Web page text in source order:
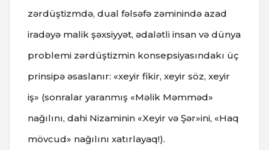
zərdüştizmdə, dual fəlsəfə zəminində azad
iradəyə malik şəxsiyyət, ədalətli insan və dünya
problemi zərdüştizmin konsepsiyasındakı üç
prinsipə əsaslanır: «xeyir fikir, xeyir söz, xeyir
iş» (sonralar yaranmış «Məlik Məmməd»
nağılını, dahi Nizaminin «Xeyir və Şər»ini, «Haq
mövcud» nağılını xatırlayaq!).